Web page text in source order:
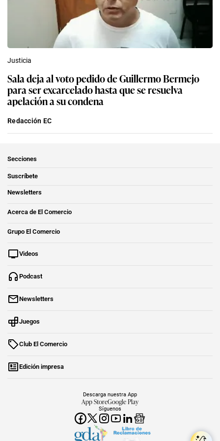
Justicia
Sala deja al voto pedido de Guillermo Bermejo
para ser excarcelado hasta que se resuelva
apelación a su condena
Redacción EC
Secciones
Suscríbete
Newsletters
Acerca de El Comercio
Grupo El Comercio
Videos
Podcast
Newsletters
Juegos
Club El Comercio
Edición impresa
Síguenos
Descarga nuestra App
App StoreGoogle Play